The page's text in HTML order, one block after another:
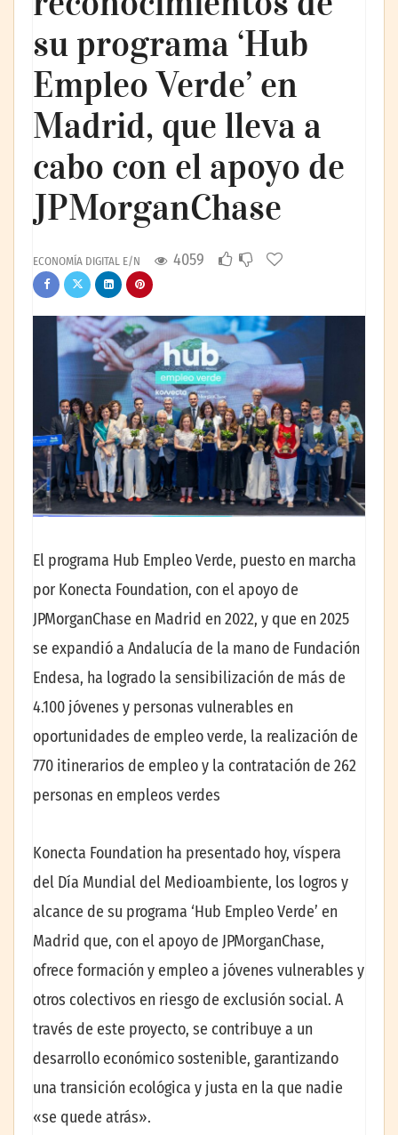
su programa ‘Hub
Empleo Verde’ en
Madrid, que lleva a
cabo con el apoyo de
JPMorganChase
ECONOMÍA DIGITAL E/N 4059
El programa Hub Empleo Verde, puesto en marcha
por Konecta Foundation, con el apoyo de
JPMorganChase en Madrid en 2022, y que en 2025
se expandió a Andalucía de la mano de Fundación
Endesa, ha logrado la sensibilización de más de
4.100 jóvenes y personas vulnerables en
oportunidades de empleo verde, la realización de
770 itinerarios de empleo y la contratación de 262
personas en empleos verdes
Konecta Foundation ha presentado hoy, víspera
del Día Mundial del Medioambiente, los logros y
alcance de su programa ‘Hub Empleo Verde’ en
Madrid que, con el apoyo de JPMorganChase,
ofrece formación y empleo a jóvenes vulnerables y
otros colectivos en riesgo de exclusión social. A
través de este proyecto, se contribuye a un
desarrollo económico sostenible, garantizando
una transición ecológica y justa en la que nadie
«se quede atrás».